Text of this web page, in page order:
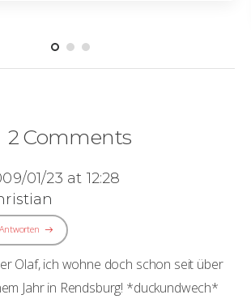
2 Comments
01/23 at 12:28
Antworten
Olaf, ich wohne doch schon seit über
Jahr in Rendsburg! *duckundwech*